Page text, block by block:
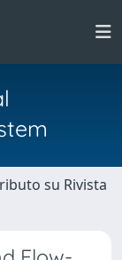
su Rivista